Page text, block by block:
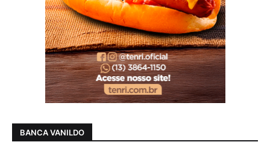
BANCA VANILDO